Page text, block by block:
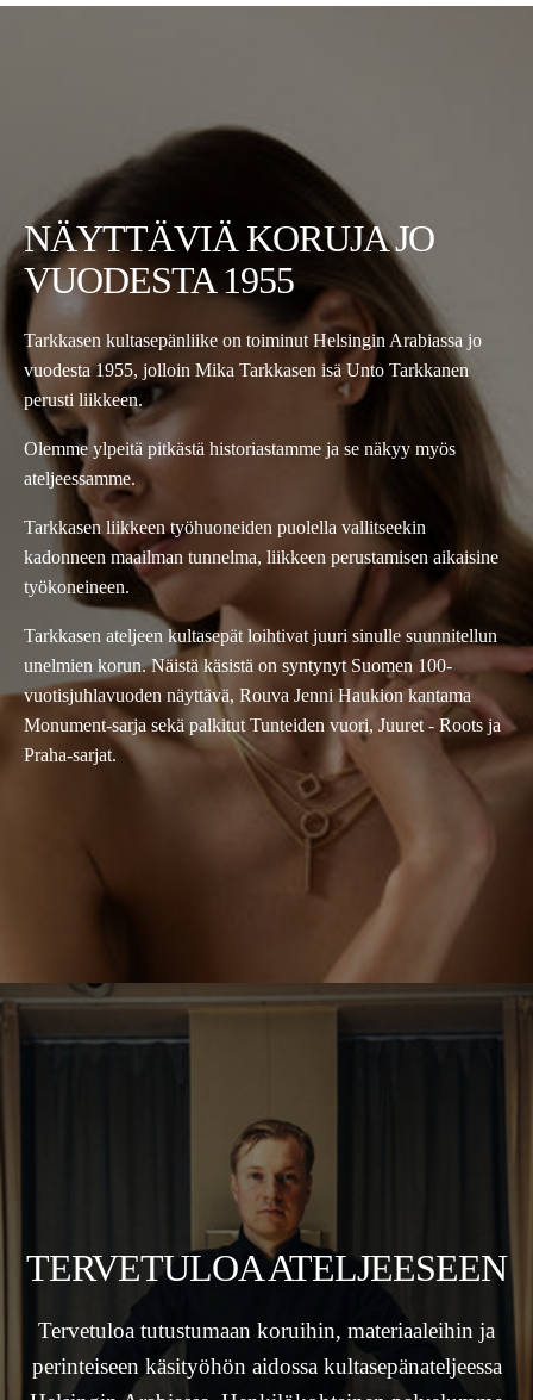
NÄYTTÄVIÄ KORUJA JO
VUODESTA 1955
Tarkkasen kultasepänliike on toiminut Helsingin Arabiassa jo
vuodesta 1955, jolloin Mika Tarkkasen isä Unto Tarkkanen
perusti liikkeen.
Olemme ylpeitä pitkästä historiastamme ja se näkyy myös
ateljeessamme.
Tarkkasen liikkeen työhuoneiden puolella vallitseekin
kadonneen maailman tunnelma, liikkeen perustamisen aikaisine
työkoneineen.
Tarkkasen ateljeen kultasepät loihtivat juuri sinulle suunnitellun
unelmien korun. Näistä käsistä on syntynyt Suomen 100-
vuotisjuhlavuoden näyttävä, Rouva Jenni Haukion kantama
Monument-sarja sekä palkitut Tunteiden vuori, Juuret - Roots ja
Praha-sarjat.
TERVETULOA ATELJEESEEN
Tervetuloa tutustumaan koruihin, materiaaleihin ja
perinteiseen käsityöhön aidossa kultasepänateljeessa